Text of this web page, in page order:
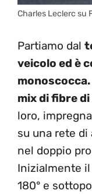
Charles Leclerc su
Partiamo dal
veicolo ed è
monoscocca.
mix di fibre
loro,
su una rete
nel doppio
Inizialmente
180° e